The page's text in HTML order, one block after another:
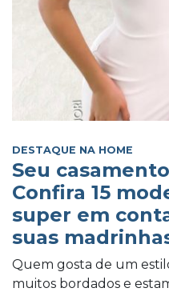
DESTAQUE NA HOME
Seu
Confira 15
super em
suas
Quem gosta de um
muitos bordados e